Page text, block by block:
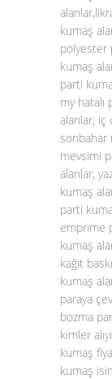
kumaş
polyester
kumaş
parti
my
alanlar, iç
sonbahar
mevsimi
alanlar,
kumaş
parti
emprime
kumaş
kağıt
kumaş
paraya
bozma
kimler
kumaş
kumaş